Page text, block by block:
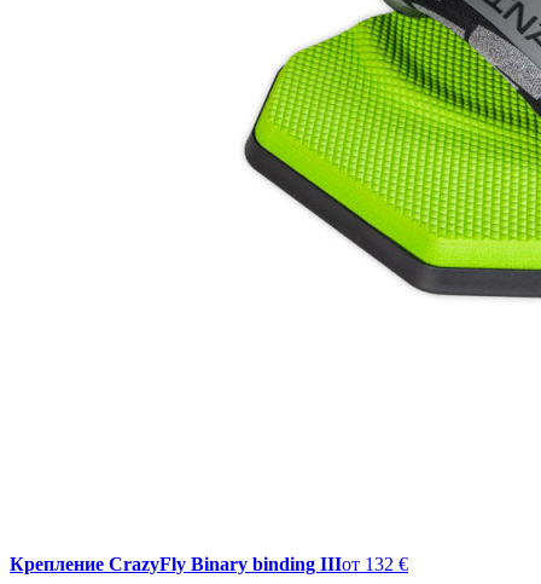
Крепление CrazyFly Binary binding IIIот 132 €